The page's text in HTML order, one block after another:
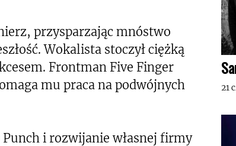
przysparzając mnóstwo
Wokalista stoczył ciężką
Frontman Five Finger
mu praca na podwójnych
i rozwijanie własnej firmy
21